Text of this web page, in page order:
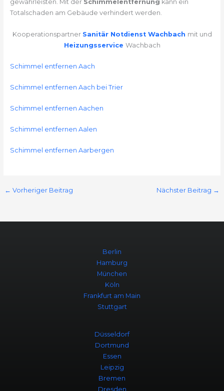
gewährleisten. Mit der Schimmelentfernung kann ein
Totalschaden am Gebäude verhindert werden.
Kooperationspartner Sanitär Notdienst Wachbach mit und
Heizungsservice Wachbach
Schimmel entfernen Aach
Schimmel entfernen Aach bei Trier
Schimmel entfernen Aachen
Schimmel entfernen Aalen
Schimmel entfernen Aarbergen
← Vorheriger Beitrag Nächster Beitrag →
Berlin
Hamburg
München
Köln
Frankfurt am Main
Stuttgart
Düsseldorf
Dortmund
Essen
Leipzig
Bremen
Dresden